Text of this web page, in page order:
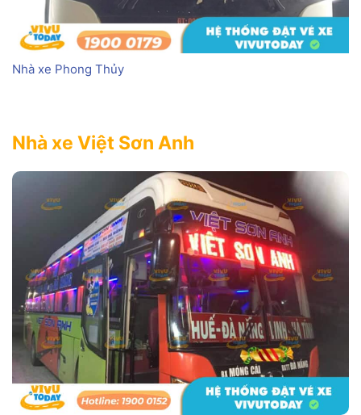
Nhà xe Việt Sơn Anh
Nhà xe Phong Thủy